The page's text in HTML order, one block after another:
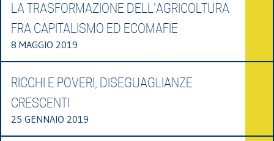
LA TRASFORMAZIONE DELL’AGRICOLTURA
FRA CAPITALISMO ED ECOMAFIE
8 MAGGIO 2019
RICCHI E POVERI, DISEGUAGLIANZE
CRESCENTI
25 GENNAIO 2019